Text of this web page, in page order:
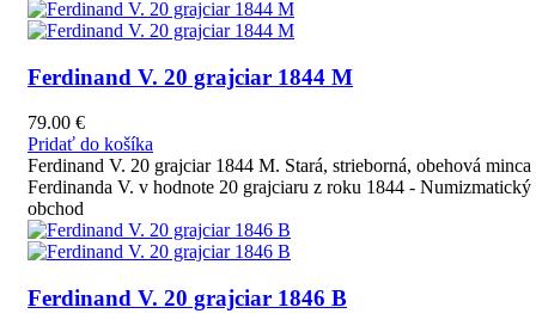
Ferdinand V. 20 grajciar 1844 M
79.00 €
Pridať do košíka
Ferdinand V. 20 grajciar 1844 M. Stará, strieborná, obehová minca
Ferdinanda V. v hodnote 20 grajciaru z roku 1844 - Numizmatický
obchod
Ferdinand V. 20 grajciar 1846 B